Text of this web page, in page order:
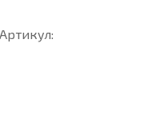
Артикул: